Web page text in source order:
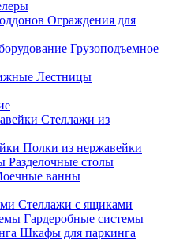
Ограждения для
Грузоподъемное
Лестницы
Стеллажи из
Полки из нержавейки
Разделочные столы
ванны
Стеллажи с ящиками
Гардеробные системы
Шкафы для паркинга